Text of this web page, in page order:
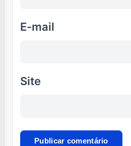
E-mail
Site